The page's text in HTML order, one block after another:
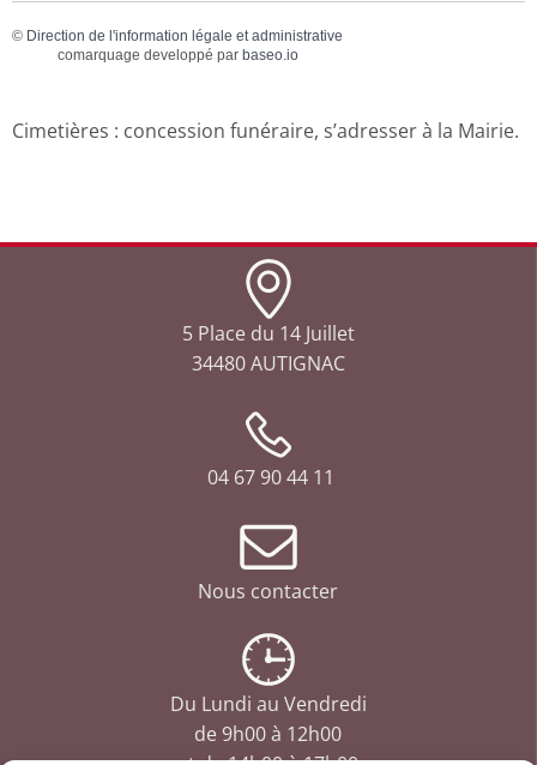
© Direction de l'information légale et administrative
comarquage developpé par baseo.io
Cimetières : concession funéraire, s’adresser à la Mairie.
5 Place du 14 Juillet
34480 AUTIGNAC
04 67 90 44 11
Nous contacter
Du Lundi au Vendredi
de 9h00 à 12h00